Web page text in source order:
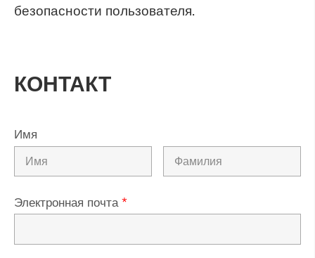
безопасности пользователя.
КОНТАКТ
Имя
Электронная почта *